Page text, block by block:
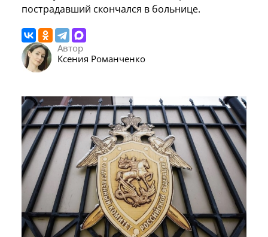
пострадавший скончался в больнице.
Автор
Ксения Романченко